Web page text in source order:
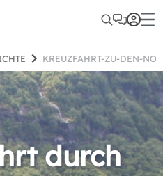
KREUZFAHRT-ZU-DEN-
durch